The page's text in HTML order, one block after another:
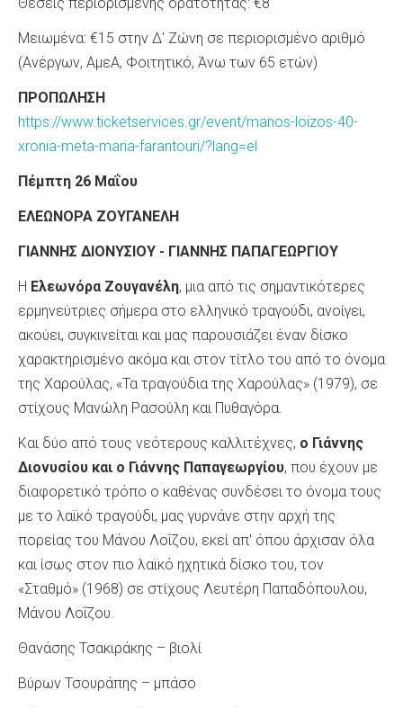
Μειωμένα: €15 στην Δ' Ζώνη σε περιορισμένο αριθμό
(Ανέργων, ΑμεΑ, Φοιτητικό, Άνω των 65 ετών)
ΠΡΟΠΩΛΗΣΗ
https://www.ticketservices.gr/event/manos-loizos-40-
xronia-meta-maria-farantouri/?lang=el
Πέμπτη 26 Μαΐου
ΕΛΕΩΝΟΡΑ ΖΟΥΓΑΝΕΛΗ
ΓΙΑΝΝΗΣ ΔΙΟΝΥΣΙΟΥ - ΓΙΑΝΝΗΣ ΠΑΠΑΓΕΩΡΓΙΟΥ
Η Ελεωνόρα Ζουγανέλη, μια από τις σημαντικότερες
ερμηνεύτριες σήμερα στο ελληνικό τραγούδι, ανοίγει,
ακούει, συγκινείται και μας παρουσιάζει έναν δίσκο
χαρακτηρισμένο ακόμα και στον τίτλο του από το όνομα
της Χαρούλας, «Τα τραγούδια της Χαρούλας» (1979), σε
στίχους Μανώλη Ρασούλη και Πυθαγόρα.
Και δύο από τους νεότερους καλλιτέχνες, ο Γιάννης
Διονυσίου και ο Γιάννης Παπαγεωργίου, που έχουν με
διαφορετικό τρόπο ο καθένας συνδέσει το όνομα τους
με το λαϊκό τραγούδι, μας γυρνάνε στην αρχή της
πορείας του Μάνου Λοΐζου, εκεί απ' όπου άρχισαν όλα
και ίσως στον πιο λαϊκό ηχητικά δίσκο του, τον
«Σταθμό» (1968) σε στίχους Λευτέρη Παπαδόπουλου,
Μάνου Λοΐζου.
Θανάσης Τσακιράκης – βιολί
Βύρων Τσουράπης – μπάσο